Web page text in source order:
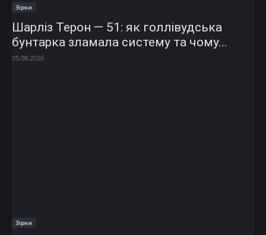
Зірки
Шарліз Терон — 51: як голлівудська
бунтарка зламала систему та чому...
05.08.2026
Зірки